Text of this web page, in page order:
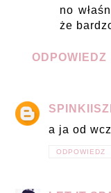
no
że
ODPOWIEDZ
a ja od
ODPOWIEDZ